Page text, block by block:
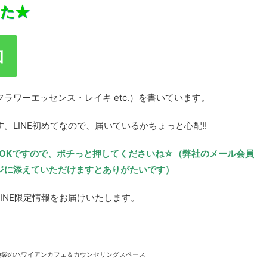
た★
ワーエッセンス・レイキ etc.）を書いています。
LINE初めてなので、届いているかちょっと心配!!
ですので、ポチっと押してくださいね☆（弊社のメール会員
添えていただけますとありがたいです）
限定情報をお届けいたします。
袋のハワイアンカフェ＆カウンセリングスペース